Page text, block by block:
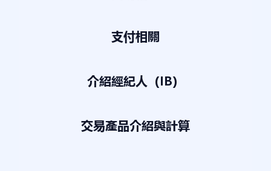
支付相關
介紹經紀人（IB）
交易產品介紹與計算